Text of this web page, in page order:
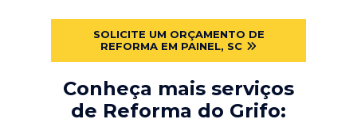
SOLICITE UM ORÇAMENTO DE
REFORMA EM PAINEL, SC
Conheça mais serviços
de Reforma do Grifo: